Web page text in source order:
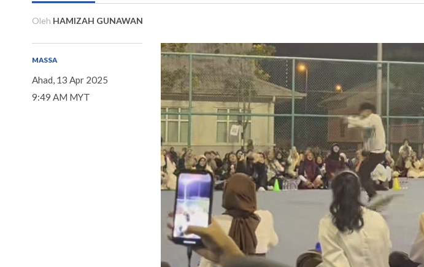
Oleh HAMIZAH GUNAWAN
MASSA
Ahad, 13 Apr 2025
9:49 AM MYT